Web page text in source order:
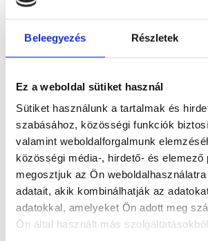
Beleegyezés Részletek
Ez a weboldal sütiket használ
Sütiket használunk a tartalmak és
szabásához, közösségi funkciók
valamint weboldalforgalmunk
közösségi média-, hirdető- és elemező
megosztjuk az Ön
adatait, akik kombinálhatják az
adatokkal, amelyeket Ön adott meg
Ön által használt más
Főoldal Klinikák
Kardiológus, Budapest, VIII. kerület